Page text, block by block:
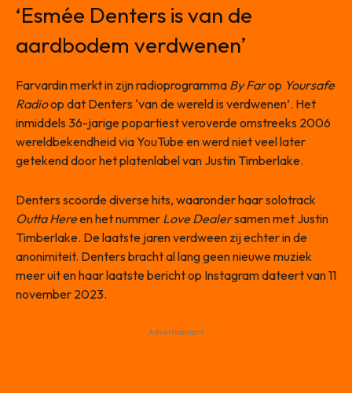
‘Esmée Denters is van de
aardbodem verdwenen’
Farvardin merkt in zijn radioprogramma By Farop Yoursafe
Radioop dat Denters ‘van de wereld is verdwenen’. Het
inmiddels 36-jarige popartiest veroverde omstreeks 2006
wereldbekendheid via YouTube en werd niet veel later
getekend door het platenlabel van Justin Timberlake.
Denters scoorde diverse hits, waaronder haar solotrack
Outta Hereen het nummer Love Dealersamen met Justin
Timberlake. De laatste jaren verdween zij echter in de
anonimiteit. Denters bracht al lang geen nieuwe muziek
meer uit en haar laatste bericht op Instagram dateert van 11
november 2023.
- Advertisement -